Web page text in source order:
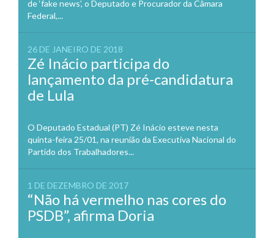
de ‘fake news’, o Deputado e Procurador da Câmara
Federal,...
26 DE JANEIRO DE 2018
Zé Inácio participa do
lançamento da pré-candidatura
de Lula
O Deputado Estadual (PT) Zé Inácio esteve nesta
quinta-feira 25/01, na reunião da Executiva Nacional do
Partido dos Trabalhadores...
1 DE DEZEMBRO DE 2017
“Não há vermelho nas cores do
PSDB”, afirma Doria